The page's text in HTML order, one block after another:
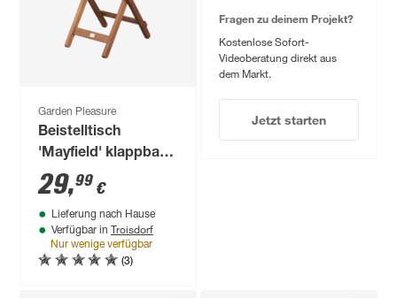
Garden Pleasure
Beistelltisch
'Mayfield' klappbar
Eukalyptusholz Ø 46
x 50 cm
29,99 €
Lieferung nach Hause
Verfügbar in Troisdorf
Nur wenige verfügbar
(3)
Fragen zu deinem Projekt?
Kostenlose Sofort-
Videoberatung direkt aus
dem Markt.
Jetzt starten